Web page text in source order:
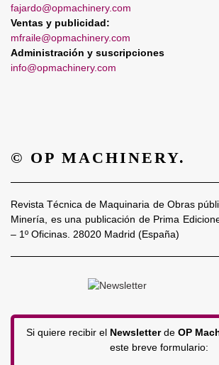
fajardo@opmachinery.com
Ventas y publicidad:
mfraile@opmachinery.com
Administración y suscripciones
info@opmachinery.com
© OP MACHINERY.
Revista Técnica de Maquinaria de Obras
Minería, es una publicación de Prima
– 1º Oficinas. 28020 Madrid (España)
Si quiere recibir el Newsletterde OP
este breve formulario: